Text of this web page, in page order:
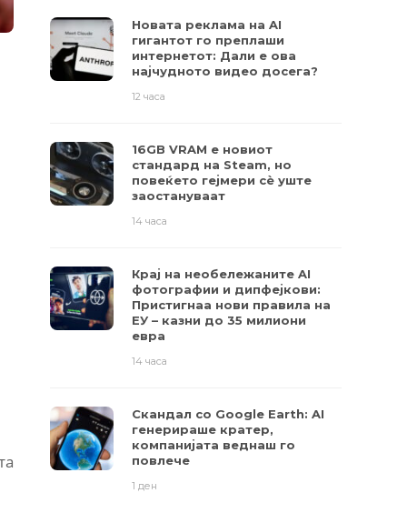
Новата реклама на AI
гигантот го преплаши
интернетот: Дали е ова
најчудното видео досега?
12 часа
16GB VRAM е новиот
стандард на Steam, но
повеќето гејмери ​​сè уште
заостануваат
14 часа
Крај на необележаните AI
фотографии и дипфејкови:
Пристигнаа нови правила на
ЕУ – казни до 35 милиони
евра
14 часа
Скандал со Google Earth: AI
генерираше кратер,
компанијата веднаш го
повлече
1 ден